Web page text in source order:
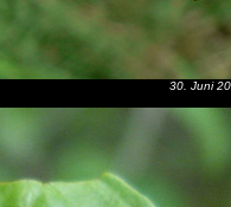
30. Juni